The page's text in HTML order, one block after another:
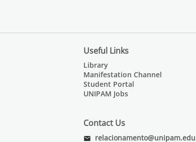
Useful Links
Library
Manifestation Channel
Student Portal
UNIPAM Jobs
Contact Us